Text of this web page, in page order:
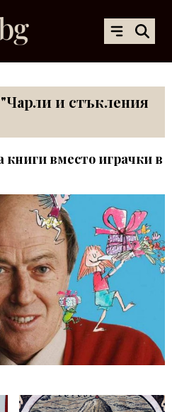
"Чарли и стъкления
книги вместо играчки в